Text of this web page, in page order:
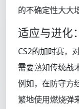
的不确定性大大
适应与进化
CS2的加时赛，
需要熟知传统战
例如，在防守方
繁地使用燃烧弹